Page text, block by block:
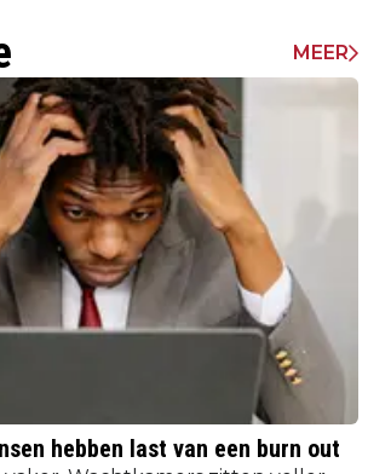
MEER
hebben last van een burn out